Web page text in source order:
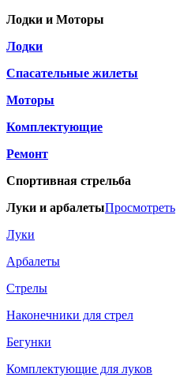
Лодки и Моторы
Лодки
Спасательные жилеты
Моторы
Комплектующие
Ремонт
Спортивная стрельба
Луки и арбалетыПросмотреть
Луки
Арбалеты
Стрелы
Наконечники для стрел
Бегунки
Комплектующие для луков